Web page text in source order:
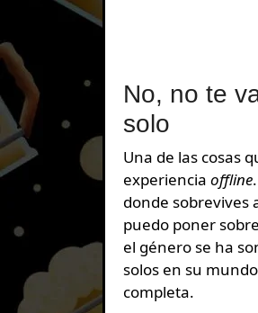
No, no te
solo
Una de las cosas
experiencia offline
donde sobrevives
puedo poner
el género se ha
solos en su
completa.